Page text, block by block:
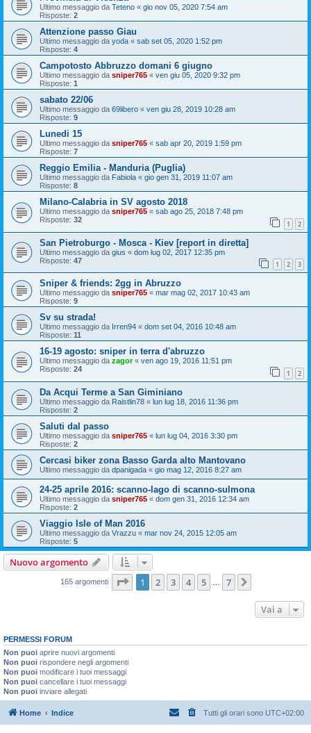
Ultimo messaggio da Teteno « gio nov 05, 2020 7:54 am
Risposte: 2
Attenzione passo Giau
Ultimo messaggio da yoda « sab set 05, 2020 1:52 pm
Risposte: 4
Campotosto Abbruzzo domani 6 giugno
Ultimo messaggio da sniper765 « ven giu 05, 2020 9:32 pm
Risposte: 1
sabato 22/06
Ultimo messaggio da 69libero « ven giu 28, 2019 10:28 am
Risposte: 9
Lunedi 15
Ultimo messaggio da sniper765 « sab apr 20, 2019 1:59 pm
Risposte: 7
Reggio Emilia - Manduria (Puglia)
Ultimo messaggio da Fabiola « gio gen 31, 2019 11:07 am
Risposte: 8
Milano-Calabria in SV agosto 2018
Ultimo messaggio da sniper765 « sab ago 25, 2018 7:48 pm
Risposte: 32 1 2
San Pietroburgo - Mosca - Kiev [report in diretta]
Ultimo messaggio da gius « dom lug 02, 2017 12:35 pm
Risposte: 47 1 2 3
Sniper & friends: 2gg in Abruzzo
Ultimo messaggio da sniper765 « mar mag 02, 2017 10:43 am
Risposte: 9
Sv su strada!
Ultimo messaggio da Irren94 « dom set 04, 2016 10:48 am
Risposte: 11
16-19 agosto: sniper in terra d'abruzzo
Ultimo messaggio da zagor« ven ago 19, 2016 11:51 pm
Risposte: 24 1 2
Da Acqui Terme a San Giminiano
Ultimo messaggio da Raistlin78 « lun lug 18, 2016 11:36 pm
Risposte: 2
Saluti dal passo
Ultimo messaggio da sniper765 « lun lug 04, 2016 3:30 pm
Risposte: 2
Cercasi biker zona Basso Garda alto Mantovano
Ultimo messaggio da dpanigada « gio mag 12, 2016 8:27 am
24-25 aprile 2016: scanno-lago di scanno-sulmona
Ultimo messaggio da sniper765 « dom gen 31, 2016 12:34 am
Risposte: 2
Viaggio Isle of Man 2016
Ultimo messaggio da Vrazzu « mar nov 24, 2015 12:05 am
Risposte: 5
Nuovo argomento
165 argomenti Pagina di
1 2 3 4 5 7
Vai a
PERMESSI FORUM
Non puoi aprire nuovi argomenti
Non puoi rispondere negli argomenti
Non puoi modificare i tuoi messaggi
Non puoi cancellare i tuoi messaggi
Non puoi inviare allegati
Home Indice Tutti gli orari sono UTC+02:00